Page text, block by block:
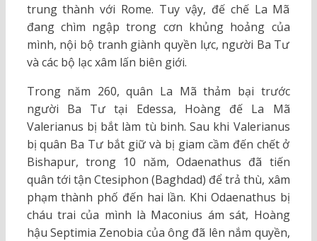
trung thành với Rome. Tuy vậy, đế chế La Mã
đang chìm ngập trong cơn khủng hoảng của
mình, nội bộ tranh giành quyền lực, người Ba Tư
và các bộ lạc xâm lấn biên giới.
Trong năm 260, quân La Mã thảm bại trước
người Ba Tư tại Edessa, Hoàng đế La Mã
Valerianus bị bắt làm tù binh. Sau khi Valerianus
bị quân Ba Tư bắt giữ và bị giam cầm đến chết ở
Bishapur, trong 10 năm, Odaenathus đã tiến
quân tới tận Ctesiphon (Baghdad) để trả thù, xâm
phạm thành phố đến hai lần. Khi Odaenathus bị
cháu trai của mình là Maconius ám sát, Hoàng
hậu Septimia Zenobia của ông đã lên nắm quyền,